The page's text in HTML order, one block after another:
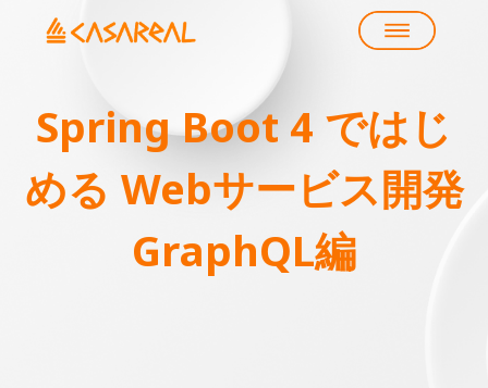
Spring Boot 4 ではじ
める Webサービス開発
GraphQL編